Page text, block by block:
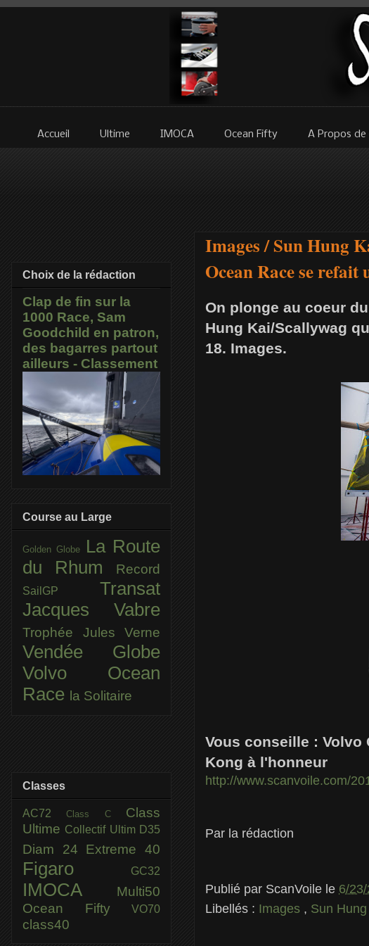
Accueil Ultime IMOCA Ocean Fifty A Propos de
Images / Sun Hung
Ocean Race se refait
On plonge au coeur
Hung Kai/Scallywag
18. Images.
Vous conseille : Volvo
Kong à l'honneur
http://www.scanvoile.com/
Par la rédaction
Publié par ScanVoile le 6/
Libellés : Images , Sun
Choix de la rédaction
Clap de fin sur la
1000 Race, Sam
Goodchild en patron,
des bagarres partout
ailleurs - Classement
Course au Large
Golden Globe
La Route
du Rhum
Record
SailGP Transat
Jacques Vabre
Trophée Jules Verne
Vendée Globe
Volvo Ocean
Race la Solitaire
Classes
AC72Class C Class
Ultime Collectif Ultim D35
Diam 24 Extreme 40
Figaro GC32
IMOCA
Multi50
Ocean Fifty
VO70
class40